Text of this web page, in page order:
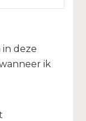
in deze
ik